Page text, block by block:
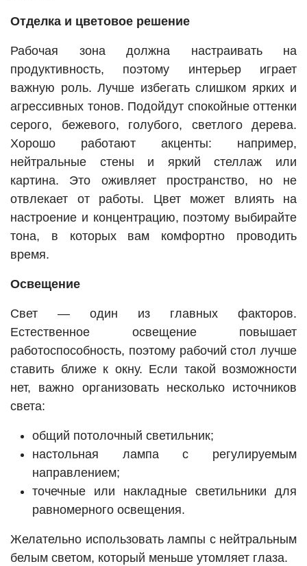
Отделка и цветовое решение
Рабочая зона должна настраивать на
продуктивность, поэтому интерьер играет
важную роль. Лучше избегать слишком ярких и
агрессивных тонов. Подойдут спокойные оттенки
серого, бежевого, голубого, светлого дерева.
Хорошо работают акценты: например,
нейтральные стены и яркий стеллаж или
картина. Это оживляет пространство, но не
отвлекает от работы. Цвет может влиять на
настроение и концентрацию, поэтому выбирайте
тона, в которых вам комфортно проводить
время.
Освещение
Свет — один из главных факторов.
Естественное освещение повышает
работоспособность, поэтому рабочий стол лучше
ставить ближе к окну. Если такой возможности
нет, важно организовать несколько источников
света:
общий потолочный светильник;
настольная лампа с регулируемым
направлением;
точечные или накладные светильники для
равномерного освещения.
Желательно использовать лампы с нейтральным
белым светом, который меньше утомляет глаза.